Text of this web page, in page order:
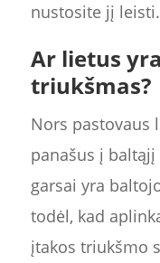
nustosite jį leisti.
Ar lietus
triukšmas?
Nors pastovaus
panašus į
garsai yra
todėl, kad
įtakos triukšmo